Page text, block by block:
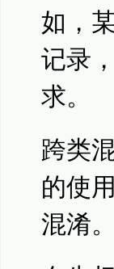
如，
记录
求。
跨类
的使
混淆。